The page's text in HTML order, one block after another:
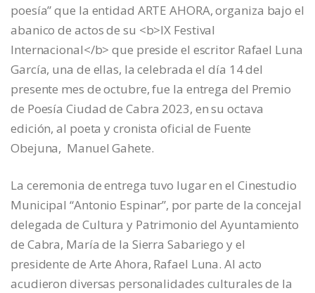
poesía” que la entidad ARTE AHORA, organiza bajo el
abanico de actos de su <b>IX Festival
Internacional</b> que preside el escritor Rafael Luna
García, una de ellas, la celebrada el día 14 del
presente mes de octubre, fue la entrega del Premio
de Poesía Ciudad de Cabra 2023, en su octava
edición, al poeta y cronista oficial de Fuente
Obejuna, Manuel Gahete.
La ceremonia de entrega tuvo lugar en el Cinestudio
Municipal “Antonio Espinar”, por parte de la concejal
delegada de Cultura y Patrimonio del Ayuntamiento
de Cabra, María de la Sierra Sabariego y el
presidente de Arte Ahora, Rafael Luna. Al acto
acudieron diversas personalidades culturales de la